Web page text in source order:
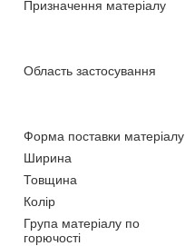
Призначення матеріалу
Область застосування
Форма поставки матеріалу
Ширина
Товщина
Колір
Група матеріалу по
горючості